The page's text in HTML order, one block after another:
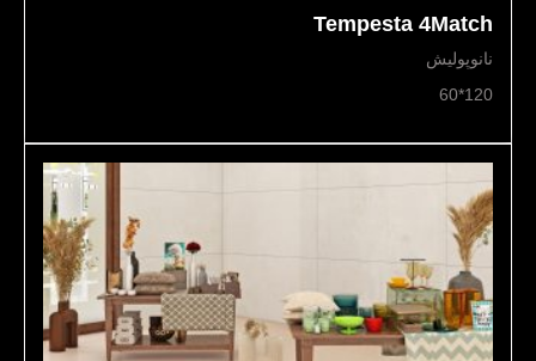
Tempesta 4Match
نانوپولیش
120*60